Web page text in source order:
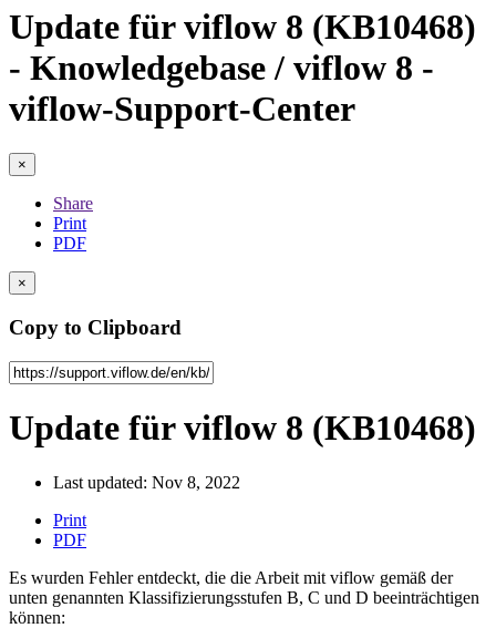
Update für viflow 8 (KB10468)
- Knowledgebase / viflow 8 -
viflow-Support-Center
×
Share
Print
PDF
×
Copy to Clipboard
Update für viflow 8 (KB10468)
Last updated: Nov 8, 2022
Print
PDF
Es wurden Fehler entdeckt, die die Arbeit mit viflow gemäß der
unten genannten Klassifizierungsstufen B, C und D beeinträchtigen
können: